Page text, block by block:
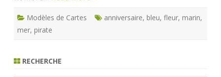
Modèles de Cartes anniversaire, bleu, fleur, marin,
mer, pirate
RECHERCHE